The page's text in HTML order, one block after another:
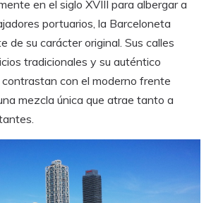
en el siglo XVIII para albergar a
portuarios, la Barceloneta
de su carácter original. Sus calles
tradicionales y su auténtico
con el moderno frente
mezcla única que atrae tanto a